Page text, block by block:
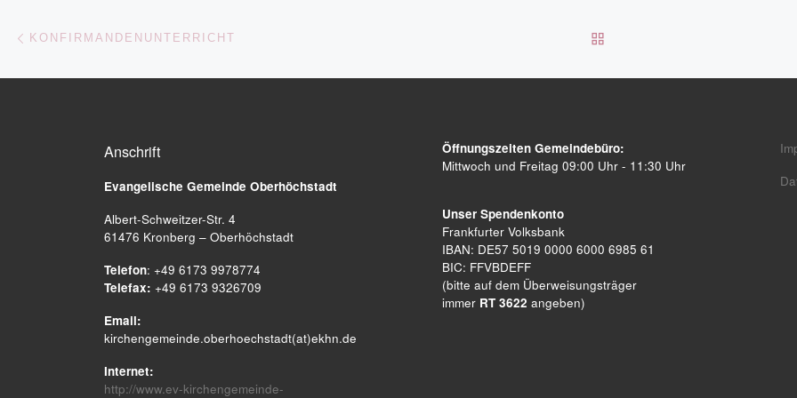
Beitragsnavigation
KONFIRMANDENUNTERRICHT
Anschrift
Evangelische Gemeinde Oberhöchstadt
Albert-Schweitzer-Str. 4
61476 Kronberg – Oberhöchstadt
Telefon: +49 6173 9978774
Telefax: +49 6173 9326709
Email:
kirchengemeinde.oberhoechstadt(at)ekhn.de
Internet:
http://www.ev-kirchengemeinde-
Öffnungszeiten Gemeindebüro:
Mittwoch und Freitag 09:00 Uhr - 11:30 Uhr
Unser Spendenkonto
Frankfurter Volksbank
IBAN: DE57 5019 0000 6000 6985 61
BIC: FFVBDEFF
(bitte auf dem Überweisungsträger
immer RT 3622 angeben)